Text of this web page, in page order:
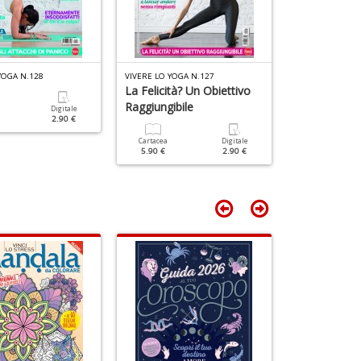
N.128
Digitale
2.90 €
VIVERE LO YOGA N.127
La Felicità? Un Obiettivo
Raggiungibile
Cartacea
5.90 €
Digitale
2.90 €